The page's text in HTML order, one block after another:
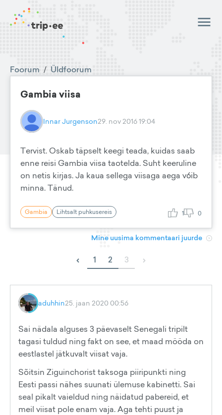
Foorum / Üldfoorum
Gambia viisa
Innar Jurgenson29. nov 2016 19:04
Tervist. Oskab täpselt keegi teada, kuidas saab
enne reisi Gambia viisa taotelda. Suht keeruline
on netis kirjas. Ja kaua sellega viisaga aega v6ib
minna. Tänud.
Gambia Lihtsalt puhkusereis 1 0
Mine uusima kommentaari juurde
‹ 1 2 3 ›
aduhhin25. jaan 2020 00:56
Sai nädala alguses 3 päevaselt Senegali tripilt
tagasi tuldud ning fakt on see, et maad mööda on
eestlastel jätkuvalt viisat vaja.
Sõitsin Ziguinchorist taksoga piiripunkti ning
Eesti passi nähes suunati ülemuse kabinetti. Sai
seal pikalt vaieldud ning näidatud pabereid, et
meil viisat pole enam vaja. Aga tehti puust ja